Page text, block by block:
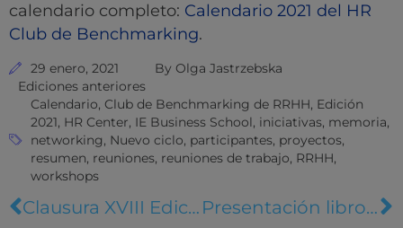
calendario completo: Calendario 2021 del HR
Club de Benchmarking.
29 enero, 2021 By Olga Jastrzebska
Ediciones anteriores
Calendario, Club de Benchmarking de RRHH, Edición
2021, HR Center, IE Business School, iniciativas, memoria,
networking, Nuevo ciclo, participantes, proyectos,
resumen, reuniones, reuniones de trabajo, RRHH,
workshops
Clausura XVIII Edición del HR Club de Benchmarking Presentación libro: Coaching emergente